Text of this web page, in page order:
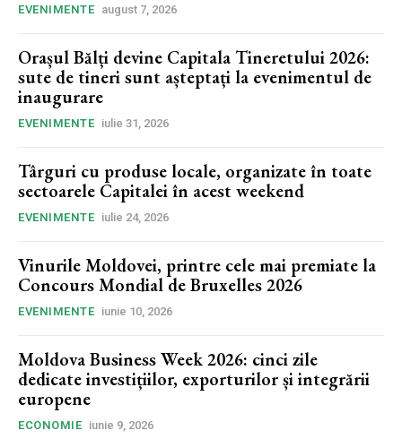
EVENIMENTE august 7, 2026
Orașul Bălți devine Capitala Tineretului 2026:
sute de tineri sunt așteptați la evenimentul de
inaugurare
EVENIMENTE iulie 31, 2026
Târguri cu produse locale, organizate în toate
sectoarele Capitalei în acest weekend
EVENIMENTE iulie 24, 2026
Vinurile Moldovei, printre cele mai premiate la
Concours Mondial de Bruxelles 2026
EVENIMENTE iunie 10, 2026
Moldova Business Week 2026: cinci zile
dedicate investițiilor, exporturilor și integrării
europene
ECONOMIE iunie 9, 2026